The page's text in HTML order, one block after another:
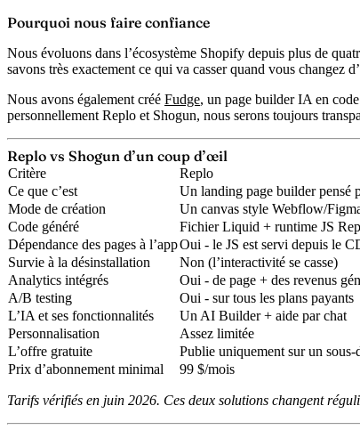
Pourquoi nous faire confiance
Nous évoluons dans l’écosystème Shopify depuis plus de
savons très exactement ce qui va casser quand vous changez
Nous avons également créé Fudge, un page builder IA en
personnellement Replo et Shogun, nous serons toujours
Replo vs Shogun d’un coup d’œil
Critère Replo
Ce que c’est
Un landing page builder pensé
Mode de création
Un canvas style Webflow/
Code généré
Fichier Liquid + runtime JS
Dépendance des pages à l’appOui - le JS est servi depuis le
Survie à la désinstallation
Non (l’interactivité se casse)
Analytics intégrés
Oui - de page + des revenus
A/B testing
Oui - sur tous les plans payants
L’IA et ses fonctionnalités
Un AI Builder + aide par chat
Personnalisation
Assez limitée
L’offre gratuite
Publie uniquement sur un
Prix d’abonnement minimal
99 $/mois
Tarifs vérifiés en juin 2026. Ces deux solutions changent